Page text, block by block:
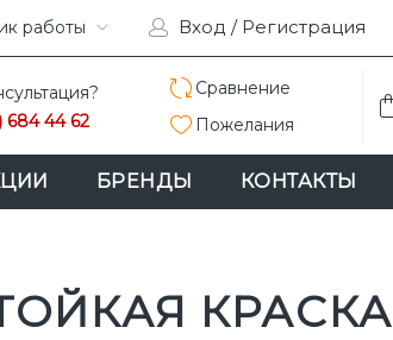
FACEBOOK
работы Вход / Регистрация
684 44 62
Сравнение
Пожелания
БРЕНДЫ КОНТАКТЫ
КРАСКА